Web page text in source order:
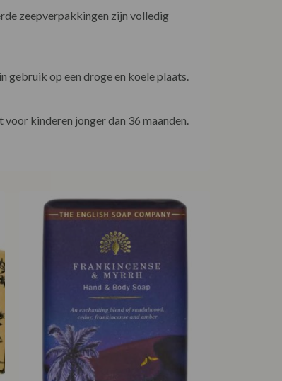
zeepverpakkingen zijn volledig
gebruik op een droge en koele plaats.
kinderen jonger dan 36 maanden.